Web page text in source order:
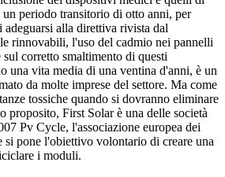
periodo transitorio di otto anni, per
adeguarsi alla direttiva rivista dal
rinnovabili, l'uso del cadmio nei pannelli
corretto smaltimento di questi
una vita media di una ventina d'anni, è un
da molte imprese del settore. Ma come
tossiche quando si dovranno eliminare
proposito, First Solar è una delle società
Pv Cycle, l'associazione europea dei
pone l'obiettivo volontario di creare una
i moduli.